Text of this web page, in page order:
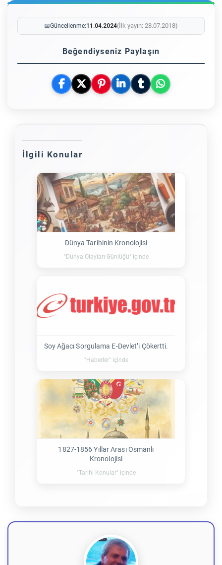
📅Güncellenme:11.04.2024(İlk yayın: 28.07.2018)
Beğendiyseniz Paylaşın
İlgili Konular
Dünya Tarihinin Kronolojisi
"Dünya Olayları Günlüğü" içinde
Soy Ağacı Sorgulama E-Devlet’i Çökertti.
"Haberler" içinde
1827-1856 Yıllar Arası Osmanlı
Kronolojisi
"Tarihi Konular" içinde